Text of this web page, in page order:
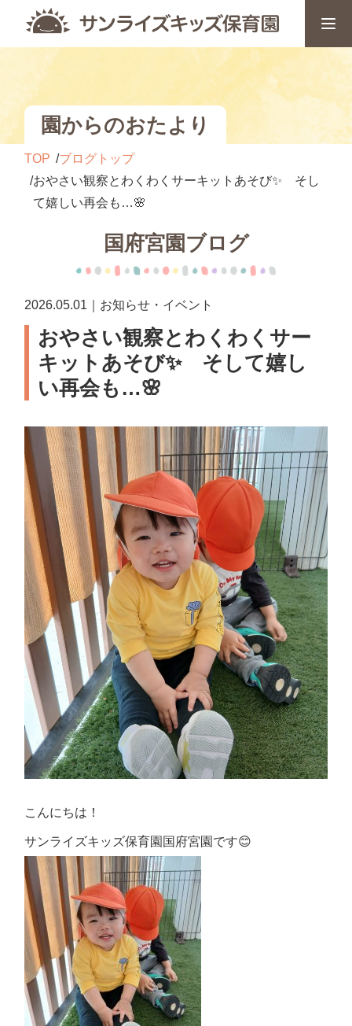
園からのおたより
TOP
ブログトップ
おやさい観察とわくわくサーキットあそび✨ そし
て嬉しい再会も…🌸
国府宮園ブログ
2026.05.01｜お知らせ・イベント
おやさい観察とわくわくサー
キットあそび✨ そして嬉し
い再会も…🌸
こんにちは！
サンライズキッズ保育園国府宮園です😊